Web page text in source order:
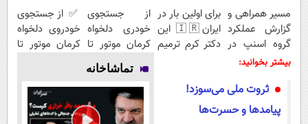
مسیر همراهی و
گزارش عملکرد
گروه اسنپ در
۱۴۰۴
برای اولین بار در
ایران🇮🇷 این
دکتر کرم ترمیم
از جستجوی
خودری دلخواه
کرمان موتور تا
فروش آن،
ساده، بی
واسطه و
مستقیم
✅ از جستجوی
خودروی دلخواه
کرمان موتور تا
مستقیم
بیشتر بخوانید:
ثروت ملی می‌سوزد!
پیامدها و حسرت‌ها
تماشاخانه